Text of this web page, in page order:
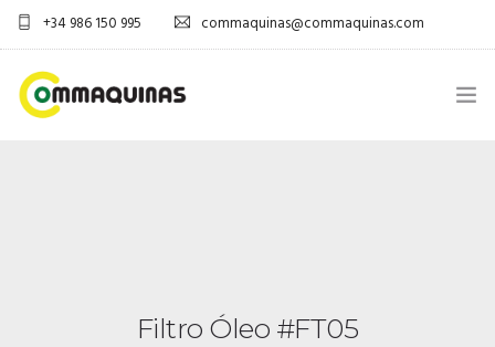
+34 986 150 995 commaquinas@commaquinas.com
DESCARGAR PDFFiltro Óleo #FT05